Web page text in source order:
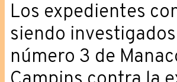
Los expedientes
siendo
número 3 de